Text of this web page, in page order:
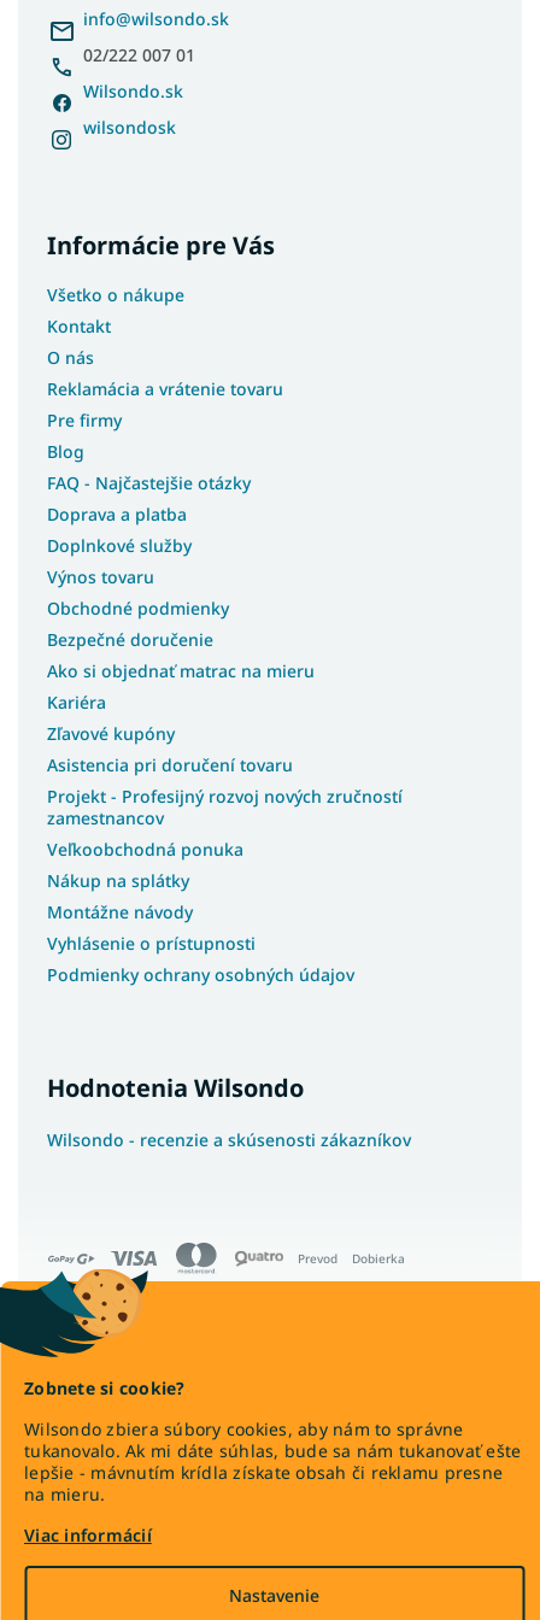
Zobnete si cookie?
Wilsondo zbiera súbory cookies, aby nám to správne
tukanovalo. Ak mi dáte súhlas, bude sa nám tukanovať ešte
lepšie - mávnutím krídla získate obsah či reklamu presne
na mieru.
Viac informácií
Nastavenie
info@wilsondo.sk
02/222 007 01
Wilsondo.sk
wilsondosk
Informácie pre Vás
Všetko o nákupe
Kontakt
O nás
Reklamácia a vrátenie tovaru
Pre firmy
Blog
FAQ - Najčastejšie otázky
Doprava a platba
Doplnkové služby
Výnos tovaru
Obchodné podmienky
Bezpečné doručenie
Ako si objednať matrac na mieru
Kariéra
Zľavové kupóny
Asistencia pri doručení tovaru
Projekt - Profesijný rozvoj nových zručností
zamestnancov
Veľkoobchodná ponuka
Nákup na splátky
Montážne návody
Vyhlásenie o prístupnosti
Podmienky ochrany osobných údajov
Hodnotenia Wilsondo
Wilsondo - recenzie a skúsenosti zákazníkov
Prevod Dobierka
Vytvoril Shoptet Premium
Copyright 2026
Wilsondo.sk
. Všetky práva vyhradené.
Upraviť nastavenie cookies